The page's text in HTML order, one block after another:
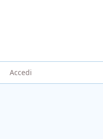
Accedi